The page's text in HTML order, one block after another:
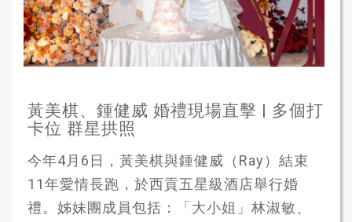
黃美棋、鍾健威 婚禮現場直擊 | 多個打
卡位 群星拱照
今年4月6日，黃美棋與鍾健威（Ray）結束
11年愛情長跑，於西貢五星級酒店舉行婚
禮。姊妹團成員包括：「大小姐」林淑敏、